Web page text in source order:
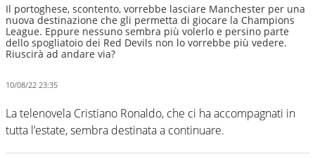
Il portoghese, scontento, vorrebbe lasciare Manchester per una
nuova destinazione che gli permetta di giocare la Champions
League. Eppure nessuno sembra più volerlo e persino parte
dello spogliatoio dei Red Devils non lo vorrebbe più vedere.
Riuscirà ad andare via?
10/08/22 23:35
La telenovela Cristiano Ronaldo, che ci ha accompagnati in
tutta l’estate, sembra destinata a continuare.